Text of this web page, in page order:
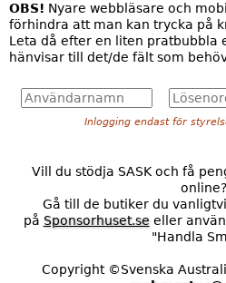
OBS! Nyare webbläsare och
förhindra att man kan trycka på
Leta då efter en liten pratbubbla
hänvisar till det/de fält som
A
n
n
L
ö
s
o
d
*
Inlogging endast för
Vill du stödja SASK och få
online?
Gå till de butiker du
på Sponsorhuset.seeller
"Handla
Copyright ©Svenska